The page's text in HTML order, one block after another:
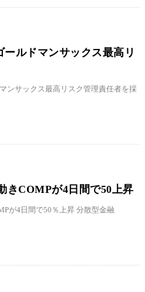
ルドマンサックス最高リ
ンサックス最高リスク管理責任者を採
きCOMPが4日間で50上昇
が4日間で50％上昇 分散型金融